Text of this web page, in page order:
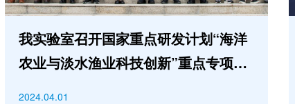
我实验室召开国家重点研发计划“海洋
农业与淡水渔业科技创新”重点专项部
2024.04.01